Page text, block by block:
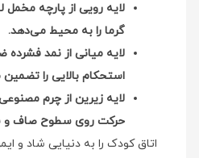
لایه رویی از پارچه
گرما را به محیط می‌دهد.
لایه میانی از نمد
استحکام بالایی را
لایه زیرین از چرم
حرکت روی سطوح صاف و
اتاق کودک را به دنیایی شاد و